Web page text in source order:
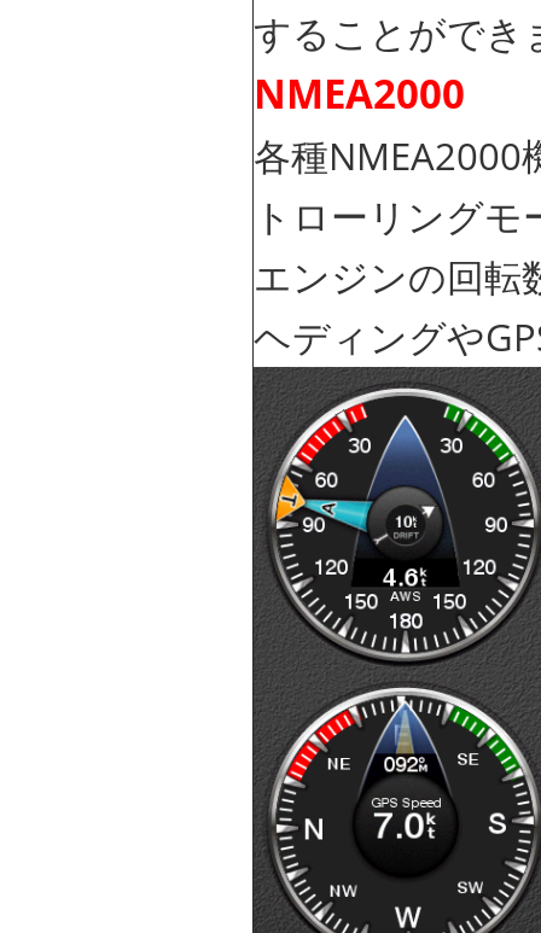
することができ
NMEA2000
各種
トローリング
エンジンの回
ヘディングや